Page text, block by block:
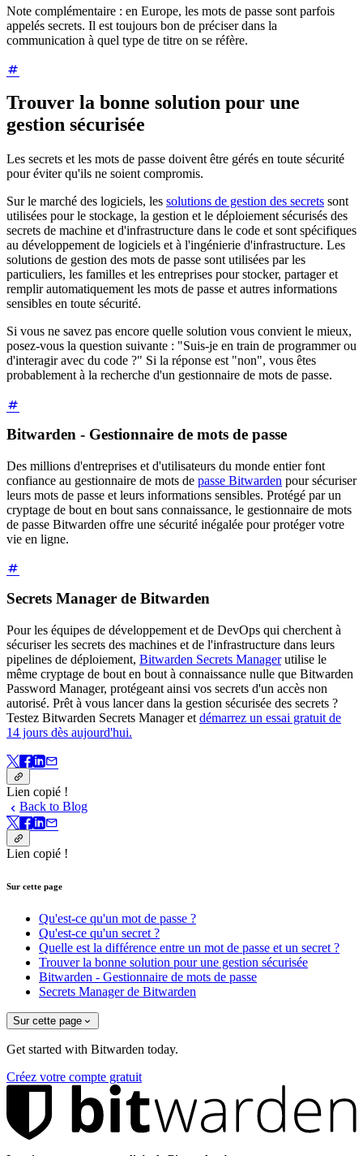
Note complémentaire : en Europe, les mots de passe sont parfois
appelés secrets. Il est toujours bon de préciser dans la
communication à quel type de titre on se réfère.
Trouver la bonne solution pour une
gestion sécurisée
Les secrets et les mots de passe doivent être gérés en toute sécurité
pour éviter qu'ils ne soient compromis.
Sur le marché des logiciels, les solutions de gestion des secrets sont
utilisées pour le stockage, la gestion et le déploiement sécurisés des
secrets de machine et d'infrastructure dans le code et sont spécifiques
au développement de logiciels et à l'ingénierie d'infrastructure. Les
solutions de gestion des mots de passe sont utilisées par les
particuliers, les familles et les entreprises pour stocker, partager et
remplir automatiquement les mots de passe et autres informations
sensibles en toute sécurité.
Si vous ne savez pas encore quelle solution vous convient le mieux,
posez-vous la question suivante : "Suis-je en train de programmer ou
d'interagir avec du code ?" Si la réponse est "non", vous êtes
probablement à la recherche d'un gestionnaire de mots de passe.
Bitwarden - Gestionnaire de mots de passe
Des millions d'entreprises et d'utilisateurs du monde entier font
confiance au gestionnaire de mots de passe Bitwarden pour sécuriser
leurs mots de passe et leurs informations sensibles. Protégé par un
cryptage de bout en bout sans connaissance, le gestionnaire de mots
de passe Bitwarden offre une sécurité inégalée pour protéger votre
vie en ligne.
Secrets Manager de Bitwarden
Pour les équipes de développement et de DevOps qui cherchent à
sécuriser les secrets des machines et de l'infrastructure dans leurs
pipelines de déploiement, Bitwarden Secrets Managerutilise le
même cryptage de bout en bout à connaissance nulle que Bitwarden
Password Manager, protégeant ainsi vos secrets d'un accès non
autorisé. Prêt à vous lancer dans la gestion sécurisée des secrets ?
Testez Bitwarden Secrets Manager et démarrez un essai gratuit de
14 jours dès aujourd'hui.
Lien copié !
Back to Blog
Lien copié !
Sur cette page
Qu'est-ce qu'un mot de passe ?
Qu'est-ce qu'un secret ?
Quelle est la différence entre un mot de passe et un secret ?
Trouver la bonne solution pour une gestion sécurisée
Bitwarden - Gestionnaire de mots de passe
Secrets Manager de Bitwarden
Sur cette page
Get started with Bitwarden today.
Créez votre compte gratuit